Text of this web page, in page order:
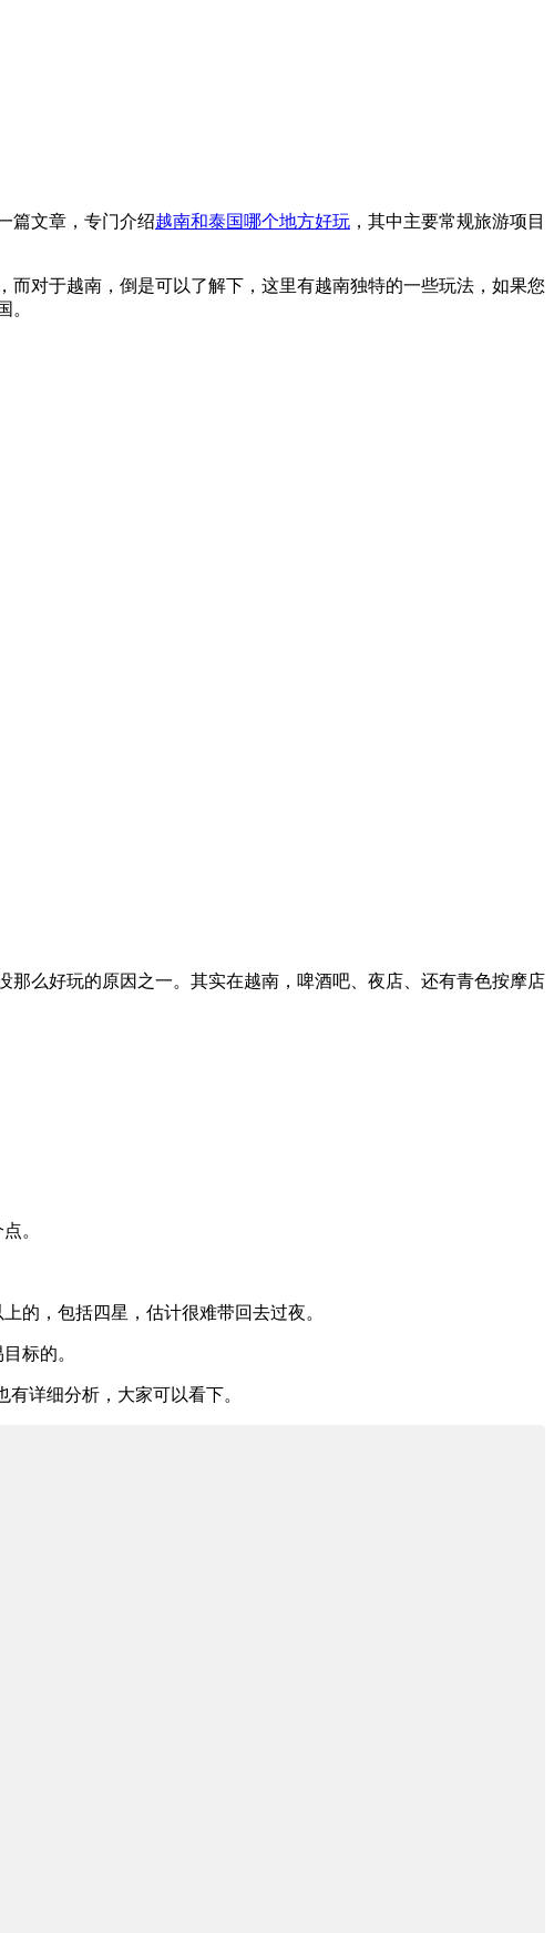
篇文章，专门介绍越南和泰国哪个地方好玩 ，其中主要常规旅游项目
对于越南，倒是可以了解下，这里有越南独特的一些玩法，如果您
。
么好玩的原因之一。其实在越南，啤酒吧、夜店、还有青色按摩店
。
的，包括四星，估计很难带回去过夜。
标的。
详细分析，大家可以看下。